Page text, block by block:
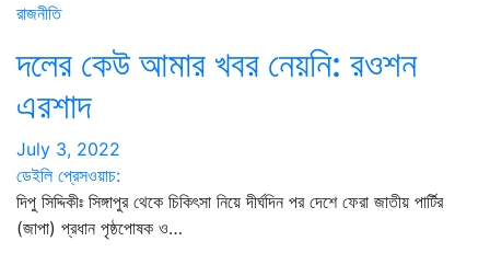
রাজনীতি
দলের কেউ আমার খবর নেয়নি: রওশন
এরশাদ
July 3, 2022
ডেইলি প্রেসওয়াচ:
দিপু সিদ্দিকীঃ সিঙ্গাপুর থেকে চিকিৎসা নিয়ে দীর্ঘদিন পর দেশে ফেরা জাতীয় পার্টির
(জাপা) প্রধান পৃষ্ঠপোষক ও…